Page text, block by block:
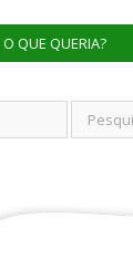
QUE QUERIA?